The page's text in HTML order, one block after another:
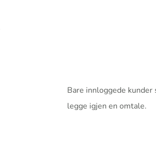
Bare innloggede
legge igjen en omtale.